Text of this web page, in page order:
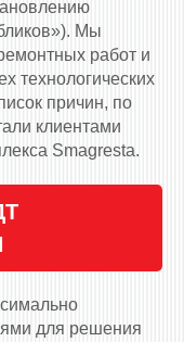
Мы
работ и
технологических
причин, по
клиентами
Smagresta.
для решения